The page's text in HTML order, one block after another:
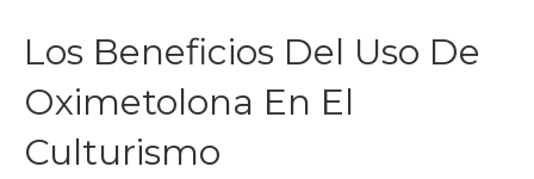
Los Beneficios Del Uso De
Oximetolona En El
Culturismo